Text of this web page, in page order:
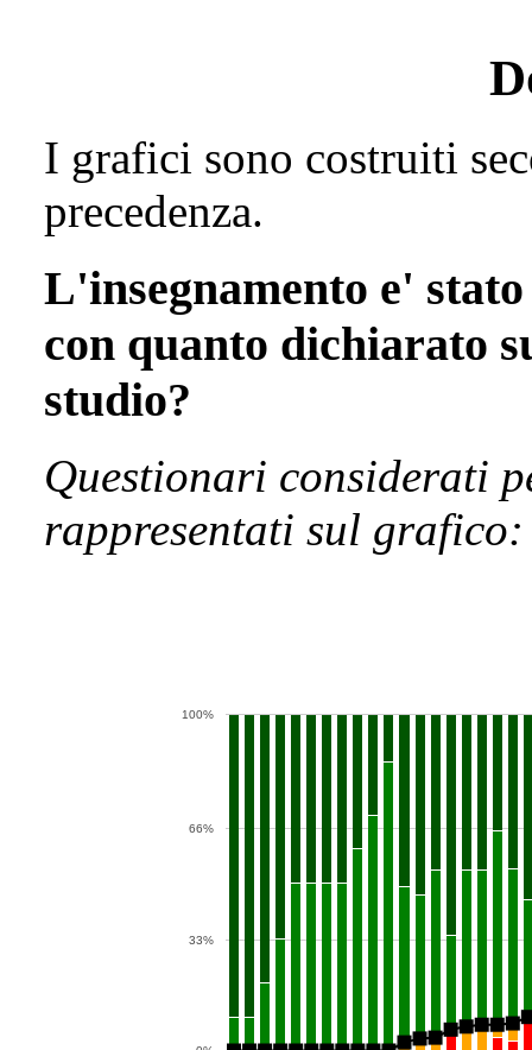
I grafici sono costruiti
precedenza.
L'insegnamento e'
con quanto dichiarato
studio?
Questionari considerati
rappresentati sul
33%
66%
100%